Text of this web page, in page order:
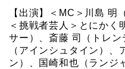
【出演】＜MC＞川島 明
＜挑戦者芸人＞とにかく
サー）、斎藤 司（トレ
（アインシュタイン）、
ン）、国崎和也（ランジ